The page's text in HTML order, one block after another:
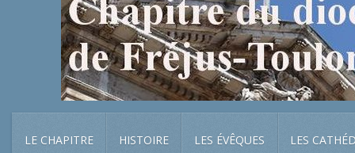
LE CHAPITRE HISTOIRE LES ÉVÊQUES LES